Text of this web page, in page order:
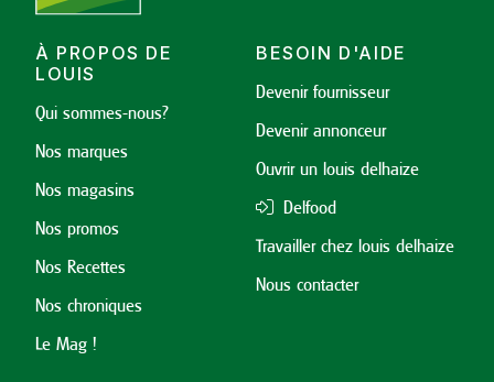
À PROPOS DE
LOUIS
Qui sommes-nous?
Nos marques
Nos magasins
Nos promos
Nos Recettes
Nos chroniques
Le Mag !
BESOIN D'AIDE
Devenir fournisseur
Devenir annonceur
Ouvrir un louis delhaize
Delfood
Travailler chez louis delhaize
Nous contacter